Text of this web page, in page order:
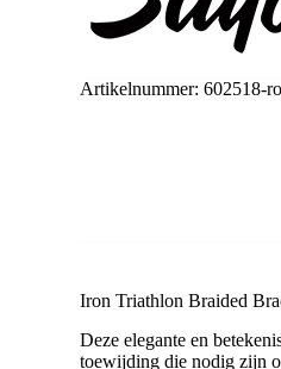
Artikelnummer:602518-
Iron Triathlon Braided
Deze elegante en
toewijding die nodig zijn